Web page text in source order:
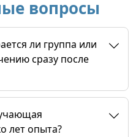
вопросы
ли группа или
сразу после
лет опыта?